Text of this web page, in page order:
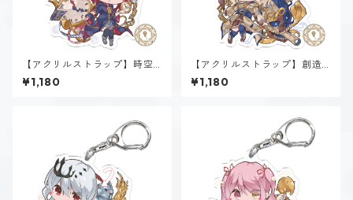
【アクリルストラップ】時空
間魔法α~Spatiotemporal~
¥1,180
【アクリルストラップ】創造
魔法α~Genesis~
¥1,180